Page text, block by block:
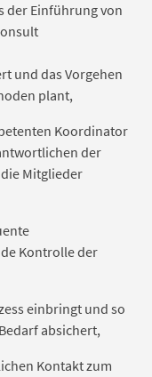
der Einführung von
und das Vorgehen
plant,
Koordinator
der
Mitglieder
Kontrolle der
einbringt und so
absichert,
Kontakt zum